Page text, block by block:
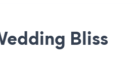
Bliss